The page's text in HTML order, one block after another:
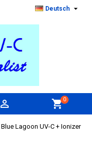
Deutsch 
 shopping_cart0
Blue Lagoon UV-C + Ionizer